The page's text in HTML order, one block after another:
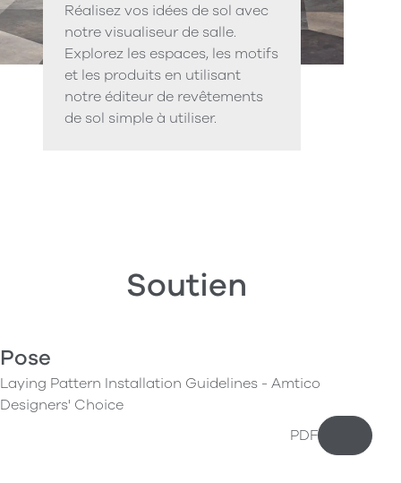
Réalisez vos idées de sol avec
notre visualiseur de salle.
Explorez les espaces, les motifs
et les produits en utilisant
notre éditeur de revêtements
de sol simple à utiliser.
Soutien
Pose
Laying Pattern Installation Guidelines - Amtico
Designers' Choice
PDF